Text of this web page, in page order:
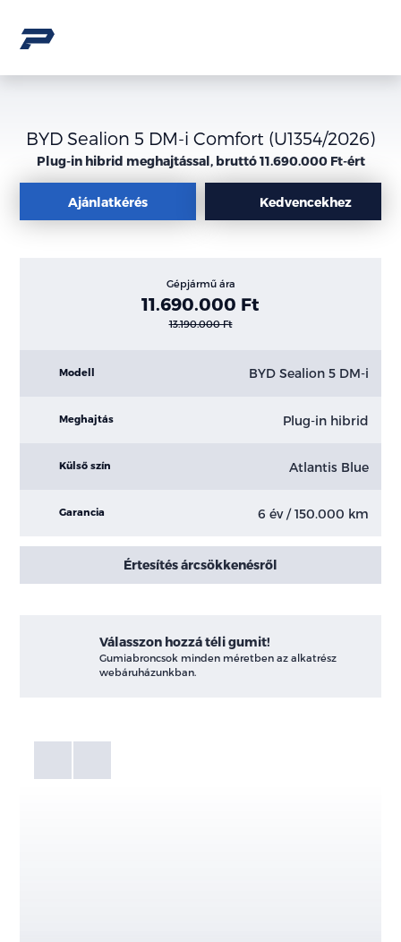
BYD Sealion 5 DM-i Comfort (U1354/2026)
Plug-in hibrid meghajtással, bruttó 11.690.000 Ft-ért
Ajánlatkérés Kedvencekhez
Gépjármű ára
11.690.000 Ft
13.190.000 Ft
Modell BYD Sealion 5 DM-i
Meghajtás Plug-in hibrid
Külső szín Atlantis Blue
Garancia 6 év / 150.000 km
Értesítés árcsökkenésről
Válasszon hozzá téli gumit!
Gumiabroncsok minden méretben az alkatrész
webáruházunkban.
Galéria